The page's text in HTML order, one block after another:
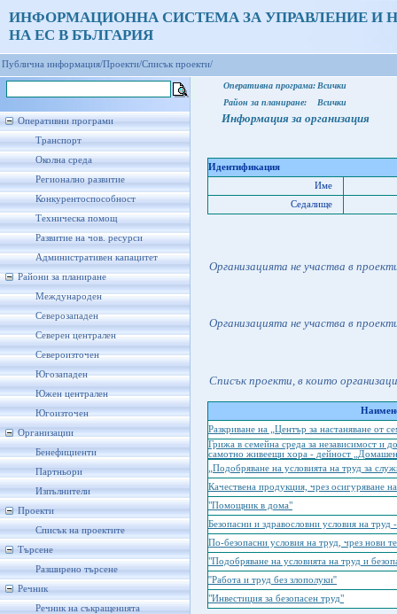
ИНФОРМАЦИОННА СИСТЕМА ЗА УПРАВЛЕНИЕ И
НА ЕС В БЪЛГАРИЯ
Публична информация/Проекти/Списък проекти/
Оперативни програми
Транспорт
Околна среда
Регионално развитие
Конкурентоспособност
Техническа помощ
Развитие на чов. ресурси
Административен капацитет
Райони за планиране
Международен
Северозападен
Северен централен
Североизточен
Югозападен
Южен централен
Югоизточен
Организации
Бенефициенти
Партньори
Изпълнители
Проекти
Списък на проектите
Търсене
Разширено търсене
Речник
Речник на съкращенията
Оперативна програма: Всички
Район за планиране:
Всички
Информация за организация
Идентификация
Име
Седалище
Организацията не участва в
Организацията не участва в
Списък проекти, в които
Разкриване на „Център за настаняване от
Грижа в семейна среда за независимост и
самотно живеещи хора - дейност
„Подобряване на условията на труд за
Качествена продукция, чрез осигуряване
"Помощник в дома"
Безопасни и здравословни условия на труд
По-безопасни условия на труд, чрез нови
"Подобряване на условията на труд и
''Работа и труд без злополуки''
"Инвестиция за безопасен труд"